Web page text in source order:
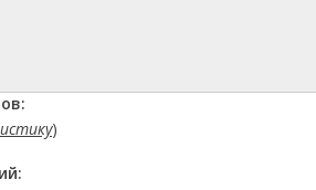
)